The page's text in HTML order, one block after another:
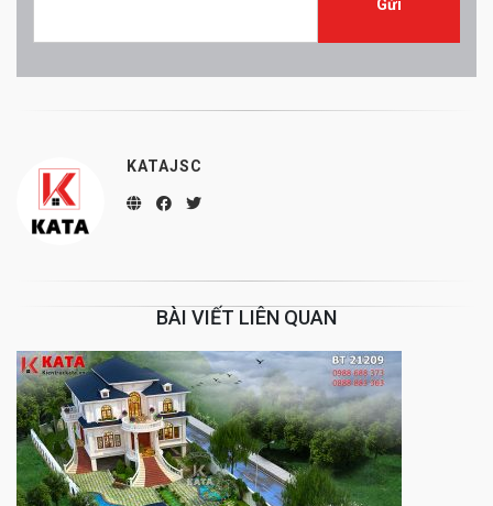
KATAJSC
BÀI VIẾT LIÊN QUAN